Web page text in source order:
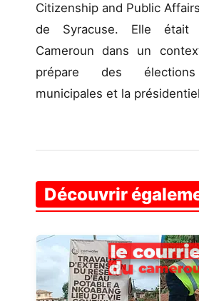
Citizenship and Public
de Syracuse. Elle était
Cameroun dans un
prépare des élections
municipales et la
Découvrir